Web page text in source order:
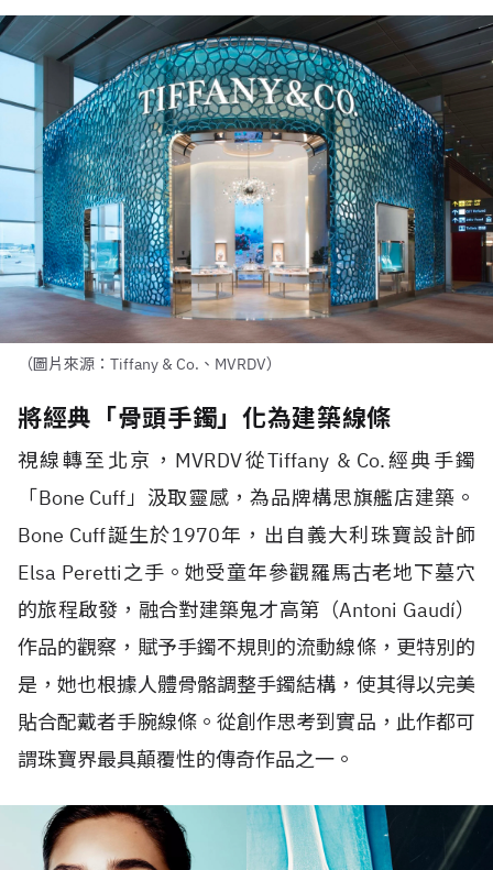
（圖片來源：Tiffany & Co.、MVRDV）
將經典「骨頭手鐲」化為建築線條
視線轉至北京， MVRDV從Tiffany & Co.經典手鐲
「Bone Cuff」汲取靈感，為品牌構思旗艦店建築。
Bone Cuff誕生於1970年，出自義大利珠寶設計師
Elsa Peretti之手。她受童年參觀羅馬古老地下墓穴
的旅程啟發，融合對建築鬼才高第（Antoni Gaudí）
作品的觀察，賦予手鐲不規則的流動線條，更特別的
是，她也根據人體骨骼調整手鐲結構，使其得以完美
貼合配戴者手腕線條。從創作思考到實品，此作都可
謂珠寶界最具顛覆性的傳奇作品之一。